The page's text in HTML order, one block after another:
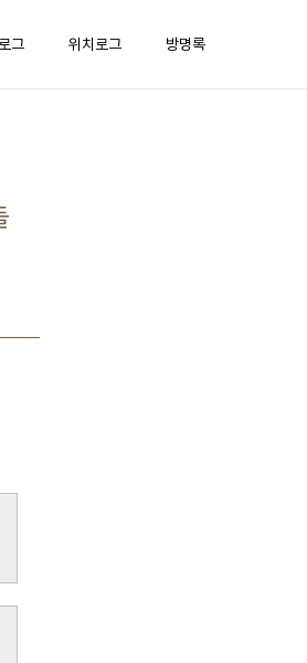
그 위치로그 방명록